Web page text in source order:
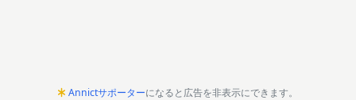
Annictサポーターになると広告を非表示にできます。